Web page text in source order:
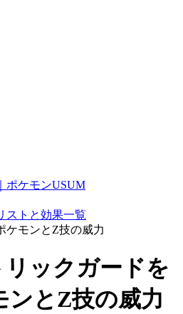
ポケモンUSUM
ストと効果一覧
ケモンとZ技の威力
リックガードを
ンとZ技の威力